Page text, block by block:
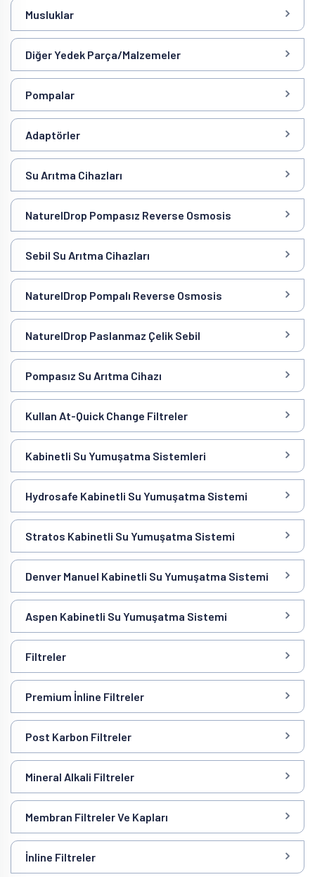
Musluklar
Diğer Yedek Parça/Malzemeler
Pompalar
Adaptörler
Su Arıtma Cihazları
NaturelDrop Pompasız Reverse Osmosis
Sebil Su Arıtma Cihazları
NaturelDrop Pompalı Reverse Osmosis
NaturelDrop Paslanmaz Çelik Sebil
Pompasız Su Arıtma Cihazı
Kullan At-Quick Change Filtreler
Kabinetli Su Yumuşatma Sistemleri
Hydrosafe Kabinetli Su Yumuşatma Sistemi
Stratos Kabinetli Su Yumuşatma Sistemi
Denver Manuel Kabinetli Su Yumuşatma Sistemi
Aspen Kabinetli Su Yumuşatma Sistemi
Filtreler
Premium İnline Filtreler
Post Karbon Filtreler
Mineral Alkali Filtreler
Membran Filtreler Ve Kapları
İnline Filtreler